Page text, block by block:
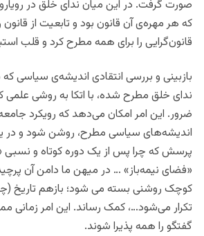
صورت گرفت. در این میان ندای خلق در
که هر مهره‌ی آن قانون بود و تابعیت از قانون
قانون‌گرایی را برای همه مطرح کرد و قلب
بازبینی و بررسی انتقادی اندیشه‌ی سیاسی
ندای خلق مطرح شده، با اتکا به روشی علمی
ضرور. این امر امکان می‌دهد که رویکرد
اندیشه‌ها‌ی سیاسی مطرح، روشن شود و در
پرسش که چرا پس از یک دوره کوتاه و نسبی
«فضای نیمه‌باز» … در میهن ما دامن آن
کوچک روشنی بسته می شود؛ بازهم تاریخ
تکرار می‌شود…، کمک رساند. این امر زمانی
گفتگو را همه پذیرا شوند.